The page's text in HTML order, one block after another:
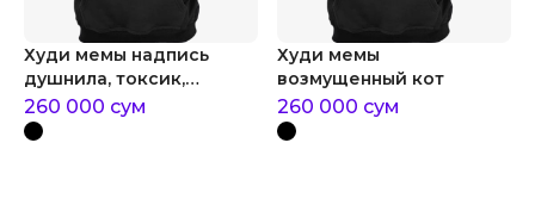
Худи мемы надпись
душнила, токсик,
аналитик
260 000 сум
Худи мемы
возмущенный кот
260 000 сум